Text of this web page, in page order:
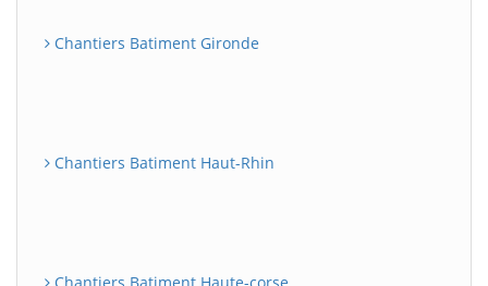
Chantiers Batiment Gironde
Chantiers Batiment Haut-Rhin